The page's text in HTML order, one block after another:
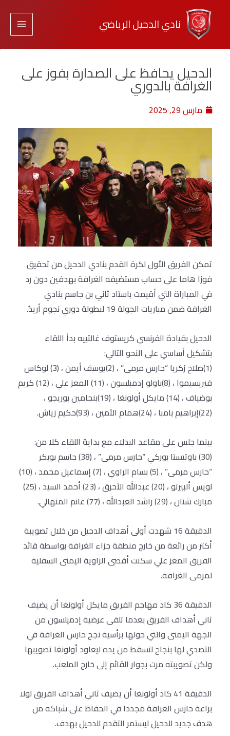
نادي الدحيل الرياضي
الدحيل يحافظ على الصدارة بفوز على
الغرافة بالدوري
مارس 29, 2025
تمكن الفريق الأول لكرة القدم بنادي الدحيل من تحقيق
فوزا هاما على حساب مستضيفه الغرافة بهدفين دون رد
في المباراة التي أقيمت باستاد ثاني بن جاسم بنادي
الغرافة ضمن مباريات الجولة 19 لبطولة دوري نجوم أريدُ.
الدحيل بقيادة الفرنسي كريستوف غالتييه بدأ اللقاء
بتشكيل أساسي على النحو التالي:
(1)صلاح زكريا “حارس مرمى” ، (2)يوسف أيمن ، (3) لوكاس
فيريسيموا ، (8)باولو إدميلسون ، (11) المعز علي ، (12) كريم
بوضياف ، (14) مايكل أولونغا ، (19)بنجامين بوريجو ،
(22)إبراهيم بامبا ، (24)همام الأمين ، (93)حكيم زياش.
بينما جلس على مقاعد البدلاء مع بداية اللقاء كلا من:
(30) باوتيستا بوركي “حارس مرمى” ، (38) جاسم بوبكر
“حارس مرمى” ، (5) بسام الراوي ، (7) إسماعيل محمد ، (10)
لويس ألبيرتو ، (20) عبدالله الأحرق ، (23) أحمد السيد ، (25)
مبارك شنان ، (29) راشد العبدالله ، (77) غانم المنهالي.
الدقيقة 16 شهدت أولى أهداف الدحيل من خلال تصويبة
أكثر من رائعة من خارج منطقة جزاء الغرافة بواسطة قائد
الفريق المعز علي سكنت أقصى الزاوية اليمنى السفلية
لمرمى الغرافة.
الدقيقة 36 كاد مهاجم الفريق مايكل أولونغا أن يضيف
ثاني أهداف الفريق بعدما تلقى عرضية إدميلسون من
الجهة اليمنى والتي حولها برأسية نجح حارس الغرافة في
التصدي لها بنجاح لتسقط من يده ليعاود أولونغا تصويبها
ولكن تصويبته مرت بجوار القائم إلى خارج الملعب.
الدقيقة 41 كاد أولونغا أن يضيف ثاني أهداف الفريق لولا
براعة حارس الغرافة مجددا في الحفاظ على شباكه من
هدف جديد للدحيل ليستمر التقدم للدحيل بهدف.